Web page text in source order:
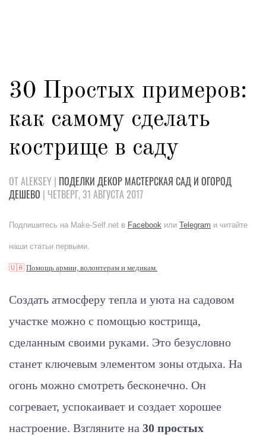
30 Простых примеров:
как самому сделать
кострище в саду
ОТ ALEKSEY | ПОДЕЛКИ ДЕКОР МАСТЕРСКАЯ САД И ОГОРОД
ДЕШЕВО | ЧЕТВЕРГ, 31 АВГУСТА 2017
Подпишитесь на Make-Self.net в Facebook или Telegram и читайте
наши статьи первыми.
🇺🇦Помощь армии, волонтерам и медикам.
Создать атмосферу тепла и уюта на садовом
участке можно с помощью кострища,
сделанным своими руками. Это безусловно
станет ключевым элементом зоны отдыха. На
огонь можно смотреть бесконечно. Он
согревает, успокаивает и создает хорошее
настроение. Взгляните на 30 простых